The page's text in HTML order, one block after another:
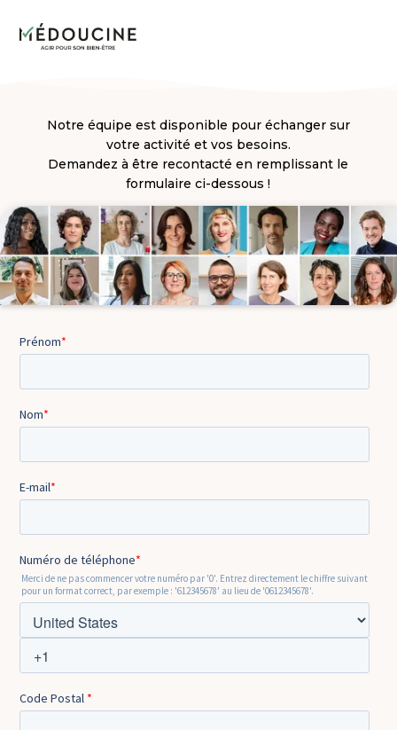
Notre équipe est disponible pour échanger sur
votre activité et vos besoins.
Demandez à être recontacté en remplissant le
formulaire ci-dessous !